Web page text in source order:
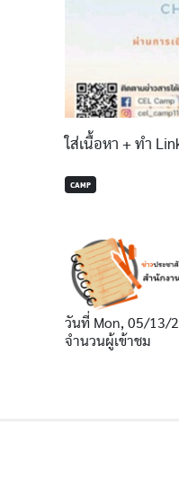
ใส่เนื้อหา + ทำ
CAMP
วันที่ Mon, 05/13/
จำนวนผู้เข้าชม